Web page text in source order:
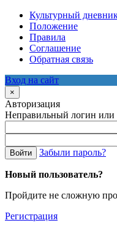
Культурный
Положение
Правила
Соглашение
Обратная связь
Вход на сайт
×
Авторизация
Неправильный логин или
Войти Забыли пароль?
Новый пользователь?
Пройдите не сложную
Регистрация